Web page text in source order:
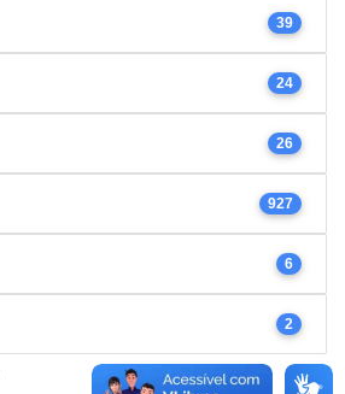
39
24
26
927
6
2